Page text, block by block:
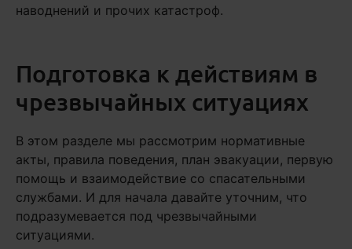
наводнений и прочих катастроф.
Подготовка к действиям в
чрезвычайных ситуациях
В этом разделе мы рассмотрим нормативные
акты, правила поведения, план эвакуации, первую
помощь и взаимодействие со спасательными
службами. И для начала давайте уточним, что
подразумевается под чрезвычайными
ситуациями.